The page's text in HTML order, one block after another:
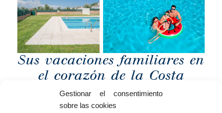
Gestionar el consentimiento
sobre las cookies
Sus vacaciones familiares en
el corazón de la Costa
Brava
SERVICIOS:Desayuno
WifiAparcamiento
AireDucha/bañera
Calefacción